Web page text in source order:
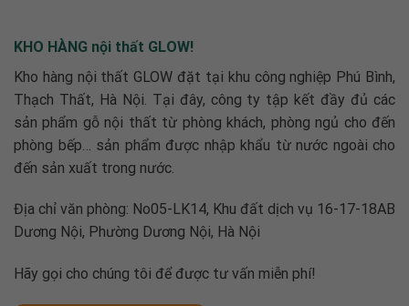
KHO HÀNG nội thất GLOW!
Kho hàng nội thất GLOW đặt tại khu công nghiệp Phú Bình,
Thạch Thất, Hà Nội. Tại đây, công ty tập kết đầy đủ các
sản phẩm gỗ nội thất từ phòng khách, phòng ngủ cho đến
phòng bếp… sản phẩm được nhập khẩu từ nước ngoài cho
đến sản xuất trong nước.
Địa chỉ văn phòng: No05-LK14, Khu đất dịch vụ 16-17-18AB
Dương Nội, Phường Dương Nội, Hà Nội
Hãy gọi cho chúng tôi để được tư vấn miễn phí!